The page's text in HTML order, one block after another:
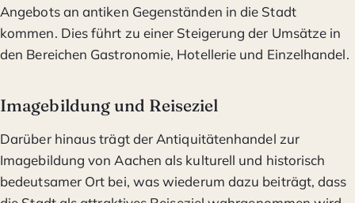
Angebots an antiken Gegenständen in die Stadt
kommen. Dies führt zu einer Steigerung der Umsätze in
den Bereichen Gastronomie, Hotellerie und Einzelhandel.
Imagebildung und Reiseziel
Darüber hinaus trägt der Antiquitätenhandel zur
Imagebildung von Aachen als kulturell und historisch
bedeutsamer Ort bei, was wiederum dazu beiträgt, dass